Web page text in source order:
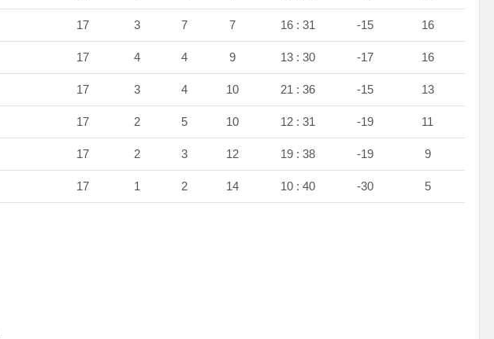
17 3 7 7 16 : 31 -15 16
17 4 4 9 13 : 30 -17 16
17 3 4 10 21 : 36 -15 13
17 2 5 10 12 : 31 -19 11
17 2 3 12 19 : 38 -19 9
17 1 2 14 10 : 40 -30 5